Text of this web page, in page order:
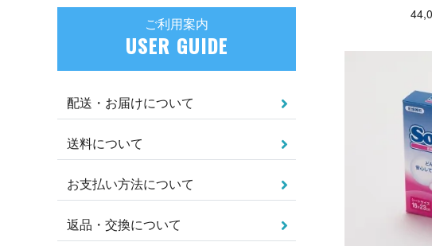
ご利用案内
USER GUIDE
配送・お届けについて
送料について
お支払い方法について
返品・交換について